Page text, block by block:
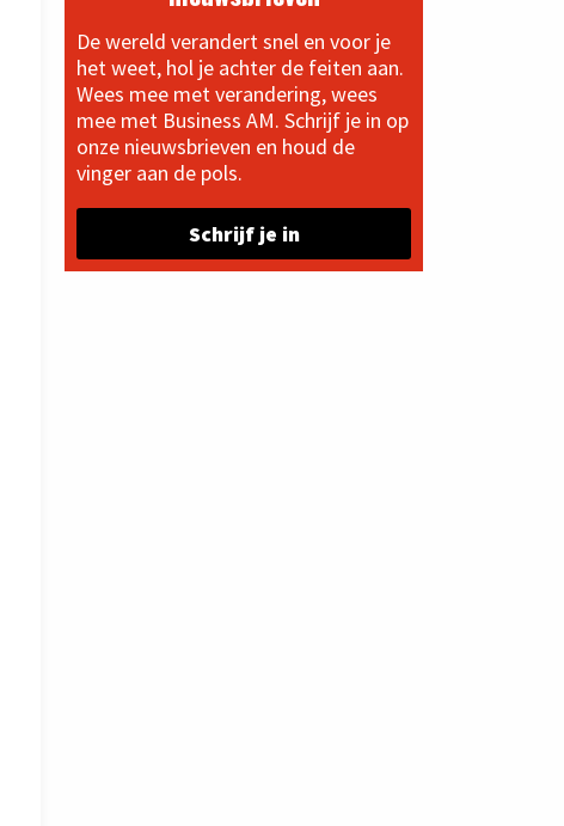
De wereld verandert snel en voor je
het weet, hol je achter de feiten aan.
Wees mee met verandering, wees
mee met Business AM. Schrijf je in op
onze nieuwsbrieven en houd de
vinger aan de pols.
Schrijf je in